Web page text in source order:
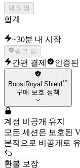
랭크 업
합계
~30분 내 시작
랭크 업
간편 결제 인증
BoostRoyal Shield™
구매 보호 정책
계정 비공개 유지
모든 세션은 보호된
본적으로 비공개로
환불 보장